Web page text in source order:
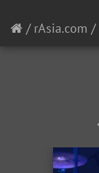
/ rAsia.com /